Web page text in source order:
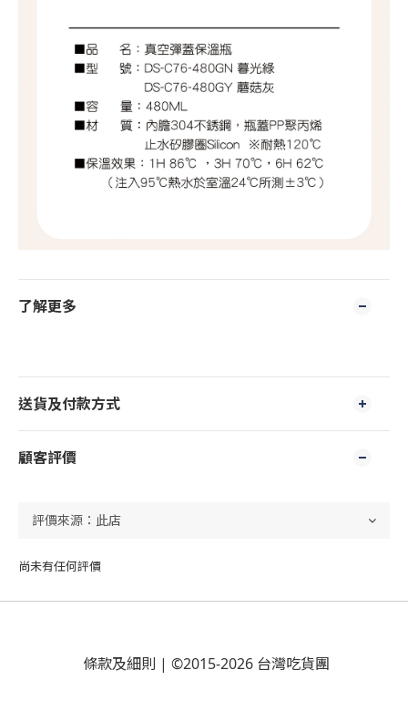
了解更多
送貨及付款方式
顧客評價
尚未有任何評價
條款及細則 | ©2015-2026 台灣吃貨團